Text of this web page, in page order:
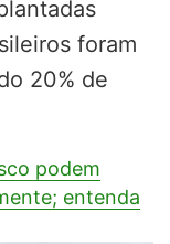
foram
20% de
podem
entenda